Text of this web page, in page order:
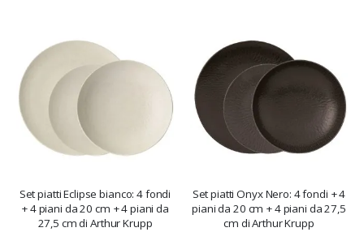
Set piatti Eclipse bianco: 4 fondi
+ 4 piani da 20 cm + 4 piani da
27,5 cm di Arthur Krupp
Set piatti Onyx Nero: 4 fondi + 4
piani da 20 cm + 4 piani da 27,5
cm di Arthur Krupp